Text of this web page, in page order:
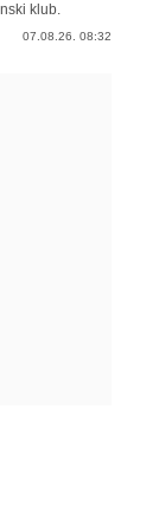
klub.
07.08.26. 08:32